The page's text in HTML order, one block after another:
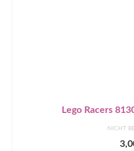
Lego Racers
NICHT